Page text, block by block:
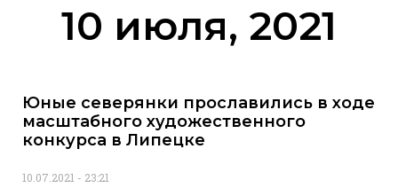
10 июля, 2021
Юные северянки прославились в ходе
масштабного художественного
конкурса в Липецке
10.07.2021 23:21